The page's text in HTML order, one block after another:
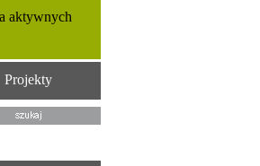
aktywnych
Projekty